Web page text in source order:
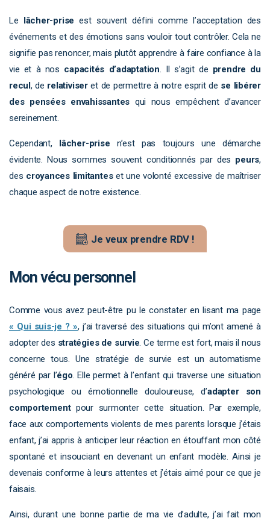
Le lâcher-prise est souvent défini comme l’acceptation des
événements et des émotions sans vouloir tout contrôler. Cela ne
signifie pas renoncer, mais plutôt apprendre à faire confiance à la
vie et à nos capacités d’adaptation . Il s’agit de prendre du
recul, de relativiseret de permettre à notre esprit de se libérer
des pensées envahissantes qui nous empêchent d’avancer
sereinement.
Cependant, lâcher-prise n’est pas toujours une démarche
évidente. Nous sommes souvent conditionnés par des peurs,
des croyances limitanteset une volonté excessive de maîtriser
chaque aspect de notre existence.
Je veux prendre RDV !
Mon vécu personnel
Comme vous avez peut-être pu le constater en lisant ma page
« Qui suis-je ? », j’ai traversé des situations qui m’ont amené à
adopter des stratégies de survie . Ce terme est fort, mais il nous
concerne tous. Une stratégie de survie est un automatisme
généré par l’égo . Elle permet à l’enfant qui traverse une situation
psychologique ou émotionnelle douloureuse, d’adapter son
comportementpour surmonter cette situation. Par exemple,
face aux comportements violents de mes parents lorsque j’étais
enfant, j’ai appris à anticiper leur réaction en étouffant mon côté
spontané et insouciant en devenant un enfant modèle. Ainsi je
devenais conforme à leurs attentes et j’étais aimé pour ce que je
faisais.
Ainsi, durant une bonne partie de ma vie d’adulte, j’ai fait mon